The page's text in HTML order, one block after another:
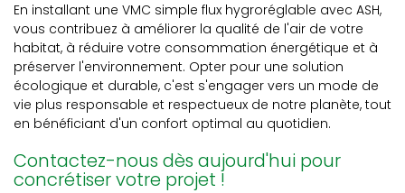
En installant une VMC simple flux hygroréglable avec ASH,
vous contribuez à améliorer la qualité de l'air de votre
habitat, à réduire votre consommation énergétique et à
préserver l'environnement. Opter pour une solution
écologique et durable, c'est s'engager vers un mode de
vie plus responsable et respectueux de notre planète, tout
en bénéficiant d'un confort optimal au quotidien.
Contactez-nous dès aujourd'hui pour
concrétiser votre projet !